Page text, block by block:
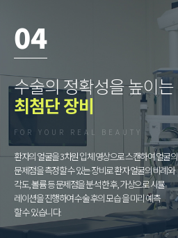
04
수술의 정확성을 높이는
최첨단 장비
FOR YOUR REAL BEAUTY
환자의 얼굴을 3차원 입체 영상으로 스캔하여 얼굴의
문제점을 측정할 수 있는 장비로 환자 얼굴의 비례와
각도, 볼륨 등 문제점을 분석 한 후, 가상으로 시뮬
레이션을 진행하여 수술 후의 모습 을 미리 예측
할 수 있습니다.